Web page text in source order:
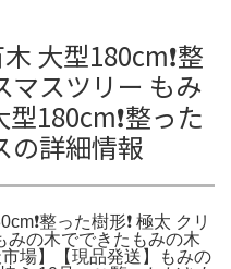
大型180cm❗整
マスツリー もみ
180cm❗整った
の詳細情報
整った樹形❗ 極太 クリ
みの木でできたもみの木
場】【現品発送】もみの